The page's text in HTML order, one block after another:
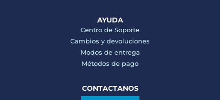
AYUDA
Centro de Soporte
Cambios y devoluciones
Modos de entrega
Métodos de pago
CONTACTANOS